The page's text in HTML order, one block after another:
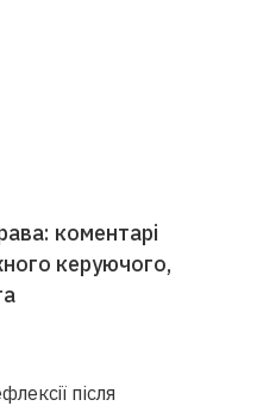
коментарі
керуючого,
після